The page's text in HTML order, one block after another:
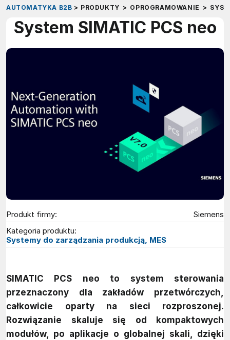
AUTOMATYKA B2B > PRODUKTY > OPROGRAMOWANIE >
System SIMATIC PCS neo
Produkt firmy:
Siemens
Kategoria produktu:
Systemy do zarządzania produkcją, MES
SIMATIC PCS neo to system sterowania
przeznaczony dla zakładów przetwórczych,
całkowicie oparty na sieci rozproszonej.
Rozwiązanie skaluje się od kompaktowych
modułów, po aplikacje o globalnej skali, dzięki